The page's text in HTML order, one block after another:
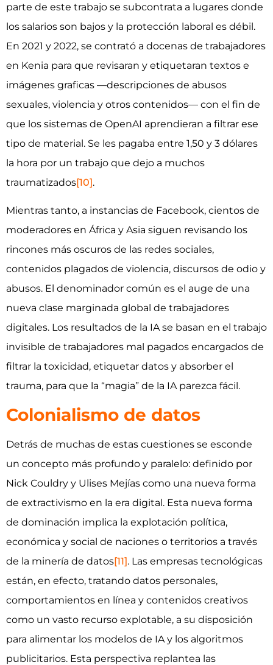
parte de este trabajo se subcontrata a lugares donde
los salarios son bajos y la protección laboral es débil.
En 2021 y 2022, se contrató a docenas de trabajadores
en Kenia para que revisaran y etiquetaran textos e
imágenes graficas —descripciones de abusos
sexuales, violencia y otros contenidos— con el fin de
que los sistemas de OpenAI aprendieran a filtrar ese
tipo de material. Se les pagaba entre 1,50 y 3 dólares
la hora por un trabajo que dejo a muchos
traumatizados[10].
Mientras tanto, a instancias de Facebook, cientos de
moderadores en África y Asia siguen revisando los
rincones más oscuros de las redes sociales,
contenidos plagados de violencia, discursos de odio y
abusos. El denominador común es el auge de una
nueva clase marginada global de trabajadores
digitales. Los resultados de la IA se basan en el trabajo
invisible de trabajadores mal pagados encargados de
filtrar la toxicidad, etiquetar datos y absorber el
trauma, para que la “magia” de la IA parezca fácil.
Colonialismo de datos
Detrás de muchas de estas cuestiones se esconde
un concepto más profundo y paralelo: definido por
Nick Couldry y Ulises Mejías como una nueva forma
de extractivismo en la era digital. Esta nueva forma
de dominación implica la explotación política,
económica y social de naciones o territorios a través
de la minería de datos[11]. Las empresas tecnológicas
están, en efecto, tratando datos personales,
comportamientos en línea y contenidos creativos
como un vasto recurso explotable, a su disposición
para alimentar los modelos de IA y los algoritmos
publicitarios. Esta perspectiva replantea las